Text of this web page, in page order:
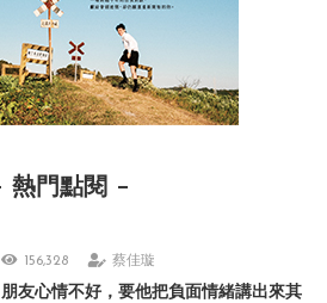
熱門點閱
156,328 蔡佳璇
朋友心情不好，要他把負面情緒講出來其